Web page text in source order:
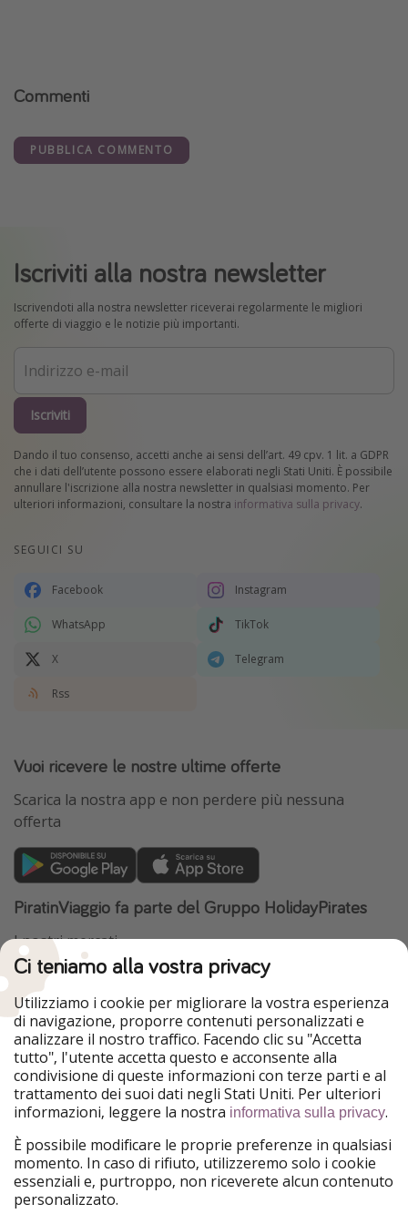
Commenti
PUBBLICA COMMENTO
Iscriviti alla nostra newsletter
Iscrivendoti alla nostra newsletter riceverai regolarmente le migliori
offerte di viaggio e le notizie più importanti.
Iscriviti
Dando il tuo consenso, accetti anche ai sensi dell’art. 49 cpv. 1 lit. a GDPR
che i dati dell’utente possono essere elaborati negli Stati Uniti. È possibile
annullare l'iscrizione alla nostra newsletter in qualsiasi momento. Per
ulteriori informazioni, consultare la nostra informativa sulla privacy.
SEGUICI SU
Facebook Instagram
WhatsApp TikTok
X Telegram
Rss
Vuoi ricevere le nostre ultime offerte
Scarica la nostra app e non perdere più nessuna
offerta
PiratinViaggio fa parte del Gruppo HolidayPirates
I nostri mercati
HolidayPirates
VakantiePiraten
WakacyjniPiraci
Ferienpiraten
Urlaubspiraten
Urlaubspiraten
ViajerosPiratas
TravelPirates
Il nostro gruppo
HolidayPirates Group
Conoscici meglio
Chi siamo
Lavora con noi
Informazioni legali
Termini d' Uso
Ci teniamo alla vostra privacy
Utilizziamo i cookie per migliorare la vostra esperienza
di navigazione, proporre contenuti personalizzati e
analizzare il nostro traffico. Facendo clic su "Accetta
tutto", l'utente accetta questo e acconsente alla
condivisione di queste informazioni con terze parti e al
trattamento dei suoi dati negli Stati Uniti. Per ulteriori
informazioni, leggere la nostra informativa sulla privacy.
È possibile modificare le proprie preferenze in qualsiasi
momento. In caso di rifiuto, utilizzeremo solo i cookie
essenziali e, purtroppo, non riceverete alcun contenuto
personalizzato.